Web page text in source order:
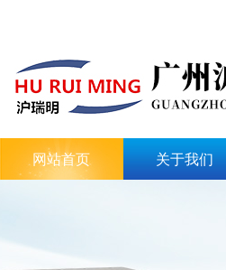
网站首页 关于我们